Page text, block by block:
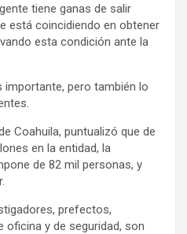
tiene ganas de salir
está coincidiendo en obtener
esta condición ante la
importante, pero también lo
Coahuila, puntualizó que de
en la entidad, la
de 82 mil personas, y
prefectos,
oficina y de seguridad, son